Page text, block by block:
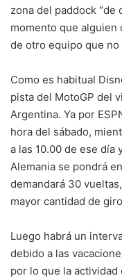
zona del paddock “de
momento que alguien
de otro equipo que
Como es habitual
pista del MotoGP del
Argentina. Ya por
hora del sábado,
a las 10.00 de ese día
Alemania se pondrá
demandará 30
mayor cantidad de
Luego habrá un
debido a las
por lo que la